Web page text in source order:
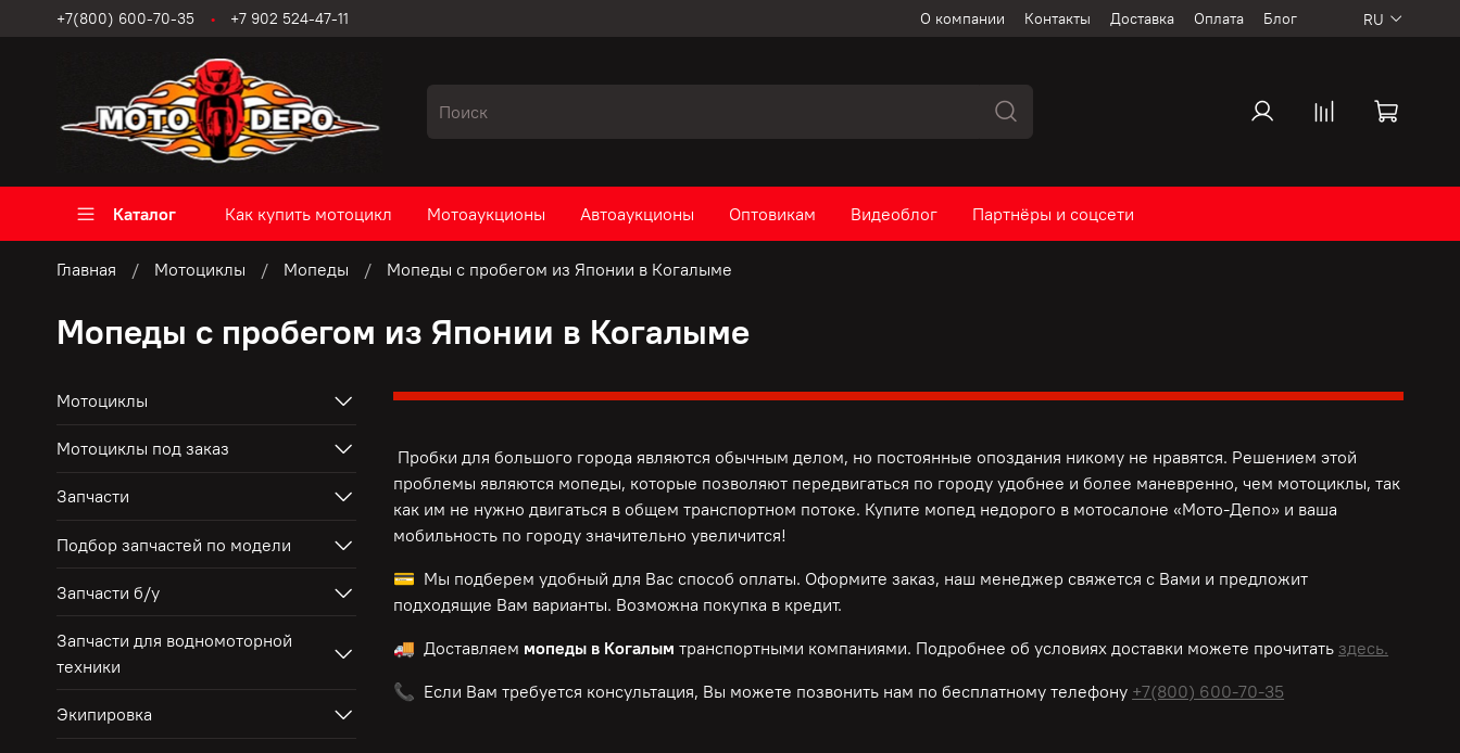
О компании Контакты Доставка Оплата Блог
+7(800) 600-70-35 +7 902 524-47-11 RU
Каталог Как купить мотоцикл Мотоаукционы Автоаукционы Оптовикам Видеоблог Партнёры и соцсети
Главная Мотоциклы Мопеды Мопеды с пробегом из Японии в Когалыме
Мопеды с пробегом из Японии в Когалыме
Пробки для большого города являются обычным делом, но постоянные опоздания никому не нравятся. Решением этой
проблемы являются мопеды, которые позволяют передвигаться по городу удобнее и более маневренно, чем мотоциклы, так
как им не нужно двигаться в общем транспортном потоке. Купите мопед недорого в мотосалоне «Мото-Депо» и ваша
мобильность по городу значительно увеличится!
💳 Мы подберем удобный для Вас способ оплаты. Оформите заказ, наш менеджер свяжется с Вами и предложит
подходящие Вам варианты. Возможна покупка в кредит.
🚚 Доставляем мопеды в Когалымтранспортными компаниями. Подробнее об условиях доставки можете прочитать здесь.
📞 Если Вам требуется консультация, Вы можете позвонить нам по бесплатномутелефону +7(800) 600-70-35
Мотоциклы
Мотоциклы под заказ
Запчасти
Подбор запчастей по модели
Запчасти б/у
Запчасти для водномоторной
техники
Экипировка